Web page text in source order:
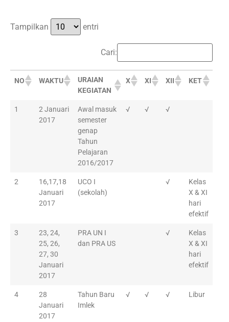
Tampilkan entri
Cari:
NO WAKTU
URAIAN
KEGIATAN
X XI XII KET
1
2 Januari
2017
Awal masuk
semester
genap
Tahun
Pelajaran
2016/2017
√ √ √
2
16,17,18
Januari
2017
UCO I
(sekolah)
√
Kelas
X & XI
hari
efektif
3
23, 24,
25, 26,
27, 30
Januari
2017
PRA UN I
dan PRA US
√
Kelas
X & XI
hari
efektif
4
28
Januari
2017
Tahun Baru
Imlek
√ √ √ Libur